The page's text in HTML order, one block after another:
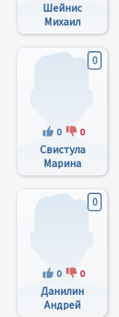
Шейнис
Михаил
Юрьивич
0
0 0
Свистула
Марина
Геннадьевна
0
0 0
Данилин
Андрей